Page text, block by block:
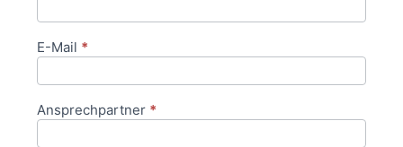
E-Mail *
Ansprechpartner *